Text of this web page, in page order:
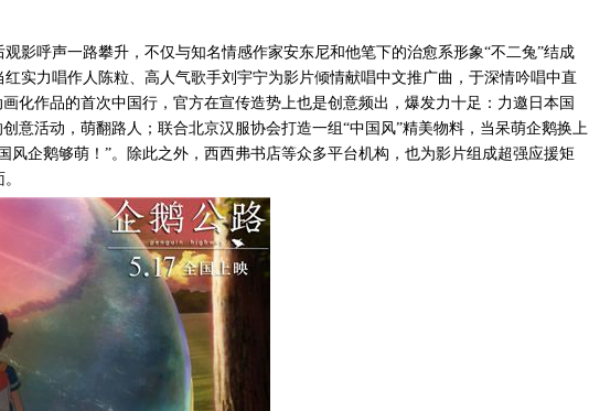
影呼声一路攀升，不仅与知名情感作家安东尼和他笔下的治愈系形象“不二兔”结成
实力唱作人陈粒、高人气歌手刘宇宁为影片倾情献唱中文推广曲，于深情吟唱中直
化作品的首次中国行，官方在宣传造势上也是创意频出，爆发力十足：力邀日本国
意活动，萌翻路人；联合北京汉服协会打造一组“中国风”精美物料，当呆萌企鹅换上
企鹅够萌！”。除此之外，西西弗书店等众多平台机构，也为影片组成超强应援矩